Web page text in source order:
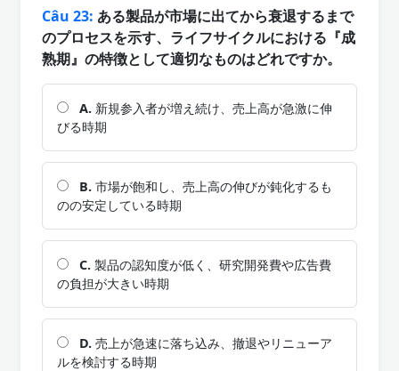
Câu 23: ある製品が市場に出てから衰退するまで
のプロセスを示す、ライフサイクルにおける『成
熟期』の特徴として適切なものはどれですか。
A. 新規参入者が増え続け、売上高が急激に伸
びる時期
B. 市場が飽和し、売上高の伸びが鈍化するも
のの安定している時期
C. 製品の認知度が低く、研究開発費や広告費
の負担が大きい時期
D. 売上が急速に落ち込み、撤退やリニューア
ルを検討する時期